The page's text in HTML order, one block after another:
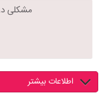
مشکلی
اطلاعات بیشتر